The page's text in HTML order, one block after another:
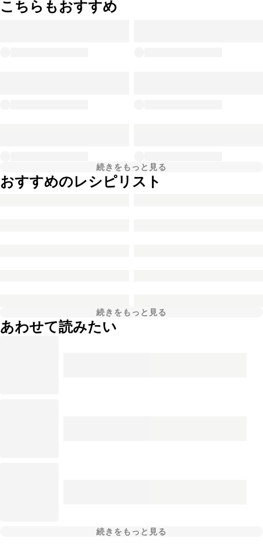
こちらもおすすめ
続きをもっと見る
おすすめのレシピリスト
続きをもっと見る
あわせて読みたい
続きをもっと見る